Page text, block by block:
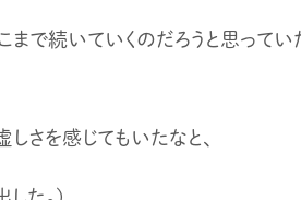
まで続いていくのだろうと思ってい
さを感じてもいたなと、